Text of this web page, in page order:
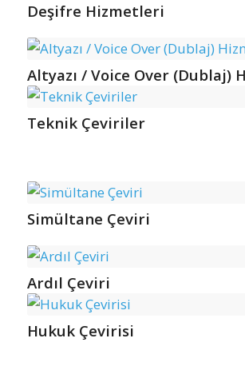
Deşifre Hizmetleri
Altyazı / Voice Over (Dublaj)
Teknik Çeviriler
Simültane Çeviri
Ardıl Çeviri
Hukuk Çevirisi